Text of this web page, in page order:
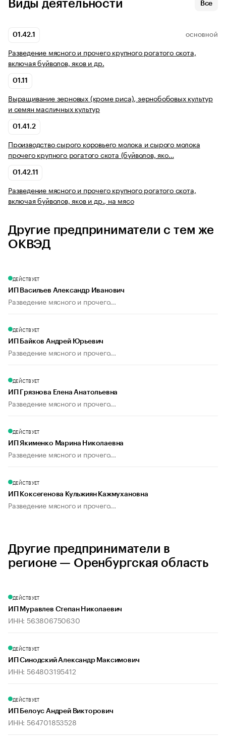
Виды деятельности Все
01.42.1 ОСНОВНОЙ
Разведение мясного и прочего крупного рогатого скота,
включая буйволов, яков и др.
01.11
Выращивание зерновых (кроме риса), зернобобовых культур
и семян масличных культур
01.41.2
Производство сырого коровьего молока и сырого молока
прочего крупного рогатого скота (буйволов, яко…
01.42.11
Разведение мясного и прочего крупного рогатого скота,
включая буйволов, яков и др., на мясо
Другие предприниматели с тем же
ОКВЭД
ДЕЙСТВУЕТ
ИП Васильев Александр Иванович
Разведение мясного и прочего...
ДЕЙСТВУЕТ
ИП Байков Андрей Юрьевич
Разведение мясного и прочего...
ДЕЙСТВУЕТ
ИП Грязнова Елена Анатольевна
Разведение мясного и прочего...
ДЕЙСТВУЕТ
ИП Якименко Марина Николаевна
Разведение мясного и прочего...
ДЕЙСТВУЕТ
ИП Коксегенова Кульжиян Кажмухановна
Разведение мясного и прочего...
Другие предприниматели в
регионе — Оренбургская область
ДЕЙСТВУЕТ
ИП Муравлев Степан Николаевич
ИНН: 563806750630
ДЕЙСТВУЕТ
ИП Синодский Александр Максимович
ИНН: 564803195412
ДЕЙСТВУЕТ
ИП Белоус Андрей Викторович
ИНН: 564701853528